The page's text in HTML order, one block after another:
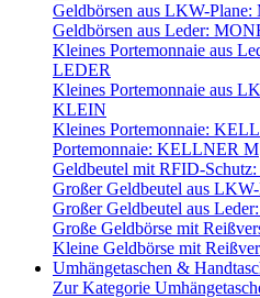
Geldbörsen aus LKW-
Geldbörsen aus Leder:
Kleines Portemonnaie aus
LEDER
Kleines Portemonnaie aus
KLEIN
Kleines Portemonnaie:
Portemonnaie: KELLNER M
Geldbeutel mit RFID-
Großer Geldbeutel aus
Großer Geldbeutel aus
Große Geldbörse mit
Kleine Geldbörse mit
Umhängetaschen &
Zur Kategorie